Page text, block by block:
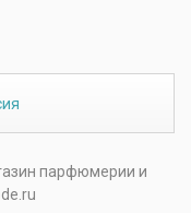
парфюмерии и